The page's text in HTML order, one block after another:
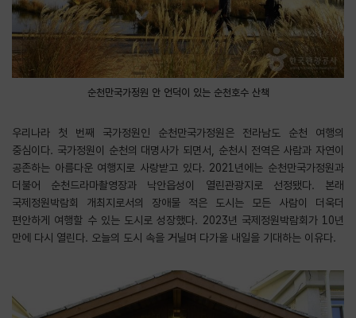
순천만국가정원 안 언덕이 있는 순천호수 산책
우리나라 첫 번째 국가정원인 순천만국가정원은 전라남도 순천 여행의
중심이다. 국가정원이 순천의 대명사가 되면서, 순천시 전역은 사람과 자연이
공존하는 아름다운 여행지로 사랑받고 있다. 2021년에는 순천만국가정원과
더불어 순천드라마촬영장과 낙안읍성이 열린관광지로 선정됐다. 본래
국제정원박람회 개최지로서의 장애물 적은 도시는 모든 사람이 더욱더
편안하게 여행할 수 있는 도시로 성장했다. 2023년 국제정원박람회가 10년
만에 다시 열린다. 오늘의 도시 속을 거닐며 다가올 내일을 기대하는 이유다.